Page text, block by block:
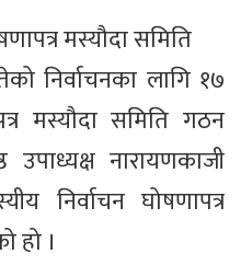
मस्यौदा समिति
निर्वाचनका लागि १७
मस्यौदा समिति गठन
उपाध्यक्ष नारायणकाजी
निर्वाचन घोषणापत्र
हो ।